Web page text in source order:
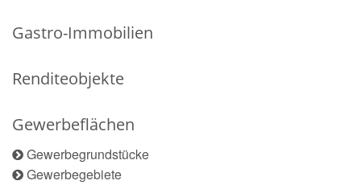
Gastro-Immobilien
Renditeobjekte
Gewerbeflächen
Gewerbegrundstücke
Gewerbegebiete